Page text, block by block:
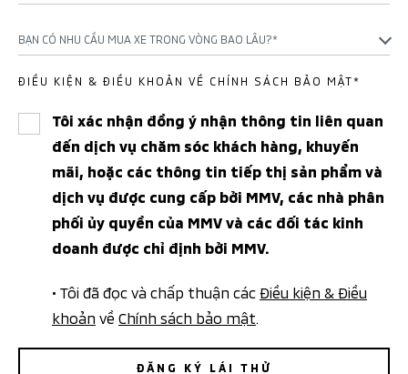
BẠN CÓ NHU CẦU MUA XE TRONG VÒNG BAO LÂU?*
ĐIỀU KIỆN & ĐIỀU KHOẢN VỀ CHÍNH SÁCH BẢO MẬT*
Tôi xác nhận đồng ý nhận thông tin liên quan
đến dịch vụ chăm sóc khách hàng, khuyến
mãi, hoặc các thông tin tiếp thị sản phẩm và
dịch vụ được cung cấp bởi MMV, các nhà phân
phối ủy quyền của MMV và các đối tác kinh
doanh được chỉ định bởi MMV.
• Tôi đã đọc và chấp thuận cácĐiều kiện & Điều
khoản về Chính sách bảo mật
ĐĂNG KÝ LÁI THỬ